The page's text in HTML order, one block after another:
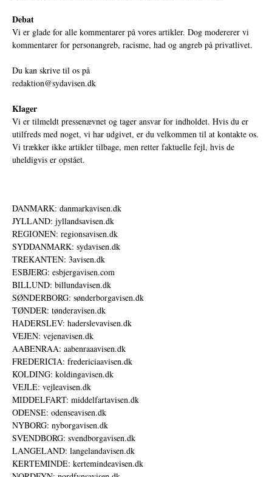
Debat
Vi er glade for alle kommentarer på vores artikler. Dog modererer vi
kommentarer for personangreb, racisme, had og angreb på privatlivet.
Du kan skrive til os på
redaktion@sydavisen.dk
Klager
Vi er tilmeldt pressenævnet og tager ansvar for indholdet. Hvis du er
utilfreds med noget, vi har udgivet, er du velkommen til at kontakte os.
Vi trækker ikke artikler tilbage, men retter faktuelle fejl, hvis de
uheldigvis er opstået.
DANMARK: danmarkavisen.dk
JYLLAND: jyllandsavisen.dk
REGIONEN: regionsavisen.dk
SYDDANMARK: sydavisen.dk
TREKANTEN: 3avisen.dk
ESBJERG: esbjergavisen.com
BILLUND: billundavisen.dk
SØNDERBORG: sønderborgavisen.dk
TØNDER: tønderavisen.dk
HADERSLEV: haderslevavisen.dk
VEJEN: vejenavisen.dk
AABENRAA: aabenraaavisen.dk
FREDERICIA: fredericiaavisen.dk
KOLDING: koldingavisen.dk
VEJLE: vejleavisen.dk
MIDDELFART: middelfartavisen.dk
ODENSE: odenseavisen.dk
NYBORG: nyborgavisen.dk
SVENDBORG: svendborgavisen.dk
LANGELAND: langelandavisen.dk
KERTEMINDE: kertemindeavisen.dk